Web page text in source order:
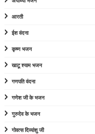
आरती
ईश वंदना
कृष्ण भजन
खाटू श्याम भजन
गणपति वंदना
गणेश जी के भजन
गुरुदेव के भजन
गोवत्स दिव्यांशु जी